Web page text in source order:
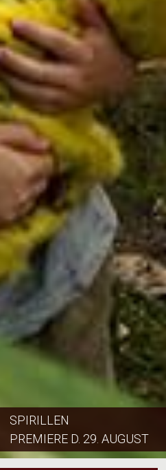
SPIRILLEN
PREMIERE D. 29. AUGUST